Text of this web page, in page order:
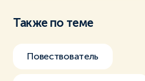
Также по теме
Повествователь